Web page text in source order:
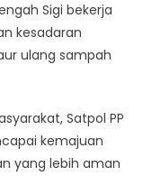
Sigi bekerja
kesadaran
ulang sampah
Satpol PP
kemajuan
yang lebih aman